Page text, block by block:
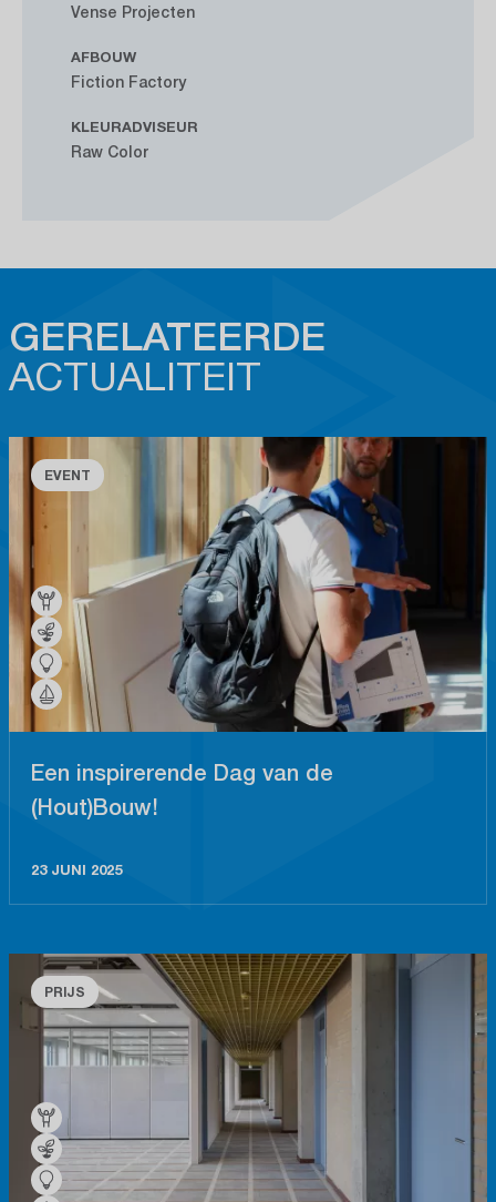
Vense Projecten
AFBOUW
Fiction Factory
KLEURADVISEUR
Raw Color
GERELATEERDE
ACTUALITEIT
EVENT
Een inspirerende Dag van de
(Hout)Bouw!
23 JUNI 2025
PRIJS